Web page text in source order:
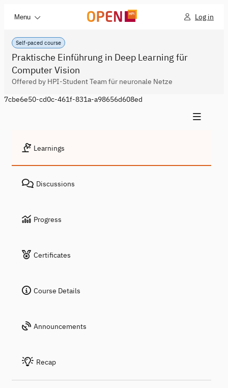
Menu Log in
Self-paced course
Praktische Einführung in Deep Learning für
Computer Vision
Offered by HPI-Student Team für neuronale Netze
7cbe6e50-cd0c-461f-831a-a98656d608ed
Learnings
Discussions
Progress
Certificates
Course Details
Announcements
Recap